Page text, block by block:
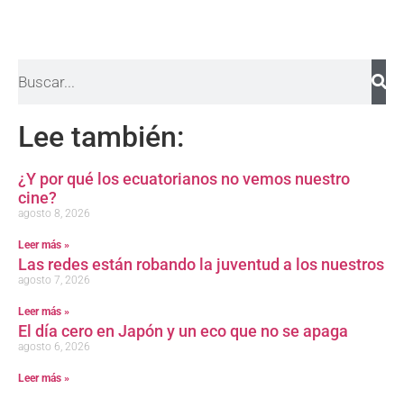
Lee también:
¿Y por qué los ecuatorianos no vemos nuestro
cine?
agosto 8, 2026
Leer más »
Las redes están robando la juventud a los nuestros
agosto 7, 2026
Leer más »
El día cero en Japón y un eco que no se apaga
agosto 6, 2026
Leer más »